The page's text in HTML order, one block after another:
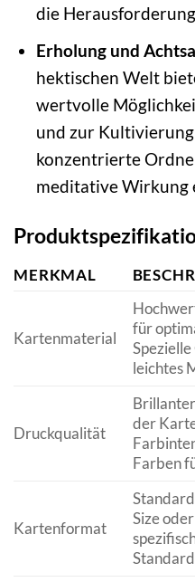
die
Erholung und
hektischen Welt
wertvolle
und zur
konzentrierte
meditative Wirkung
MERKMAL
Kartenmaterial
für
leichtes
Druckqualität
der
Farben
Kartenformat
Size